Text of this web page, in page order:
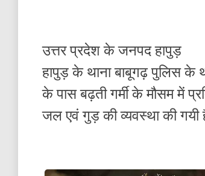
उत्तर प्रदेश के जनपद हापुड़
हापुड़ के थाना बाबूगढ़ पुलिस के
के पास बढ़ती गर्मी के मौसम में
जल एवं गुड़ की व्यवस्था की गयी